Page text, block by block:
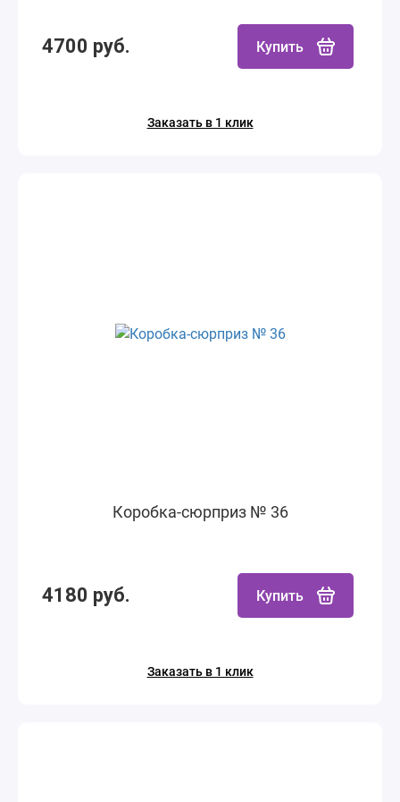
4700 руб. Купить
Заказать в 1 клик
Коробка-сюрприз № 36
4180 руб. Купить
Заказать в 1 клик